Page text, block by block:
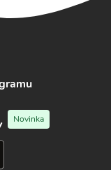
Novinka